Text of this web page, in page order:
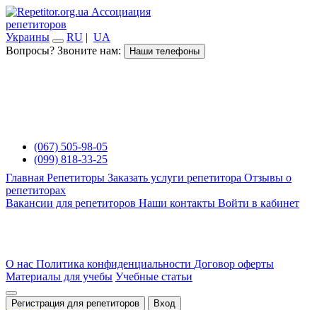
Ассоциация
репетиторов
Украины
RU | UA
Вопросы? Звоните нам:
Наши телефоны
(067) 505-98-05
(099) 818-33-25
Главная Репетиторы Заказать услуги репетитора Отзывы о
репетиторах
Вакансии для репетиторов Наши контакты Войти в кабинет
О нас Политика конфиденциальности Договор оферты
Материалы для учебы Учебные статьи
Регистрация для репетиторов Вход